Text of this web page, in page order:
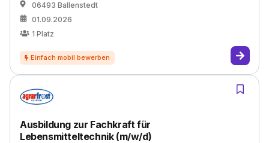
06493 Ballenstedt
01.09.2026
1 Platz
Ausbildung zur Fachkraft für
Lebensmitteltechnik (m/w/d)